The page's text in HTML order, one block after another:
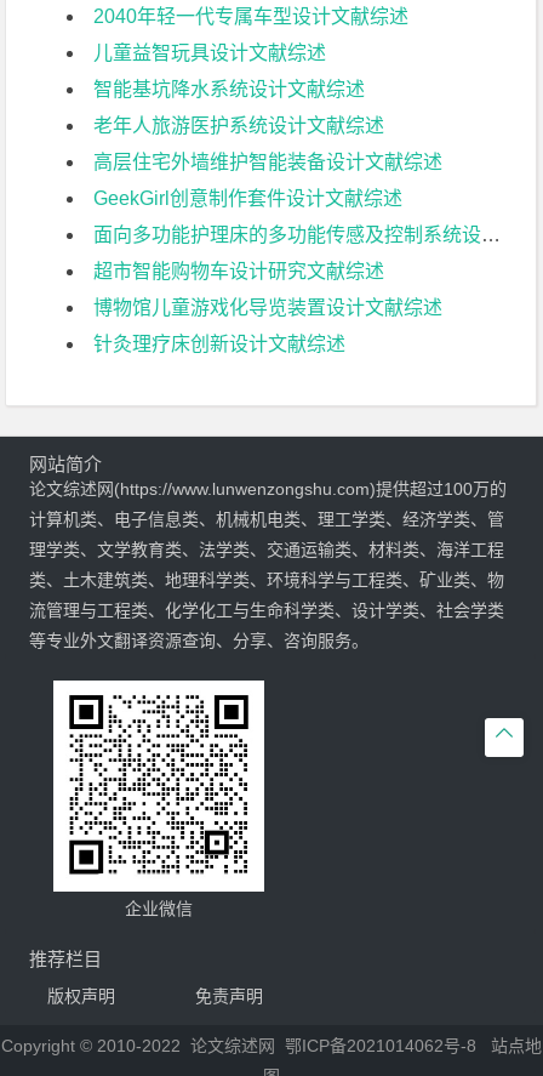
2040年轻一代专属车型设计文献综述
儿童益智玩具设计文献综述
智能基坑降水系统设计文献综述
老年人旅游医护系统设计文献综述
高层住宅外墙维护智能装备设计文献综述
GeekGirl创意制作套件设计文献综述
面向多功能护理床的多功能传感及控制系统设计文献综述
超市智能购物车设计研究文献综述
博物馆儿童游戏化导览装置设计文献综述
针灸理疗床创新设计文献综述

网站简介
论文综述网(https://www.lunwenzongshu.com)提供超过100万的
计算机类、电子信息类、机械机电类、理工学类、经济学类、管
理学类、文学教育类、法学类、交通运输类、材料类、海洋工程
类、土木建筑类、地理科学类、环境科学与工程类、矿业类、物
流管理与工程类、化学化工与生命科学类、设计学类、社会学类
等专业外文翻译资源查询、分享、咨询服务。
企业微信
推荐栏目
版权声明 免责声明
Copyright © 2010-2022 论文综述网 鄂ICP备2021014062号-8
站点地